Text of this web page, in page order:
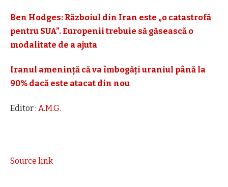
Ben Hodges: Războiul din Iran este „o catastrofă
pentru SUA”. Europenii trebuie să găsească o
modalitate de a ajuta
Iranul amenință că va îmbogăţi uraniul până la
90% dacă este atacat din nou
Editor : A.M.G.
Source link